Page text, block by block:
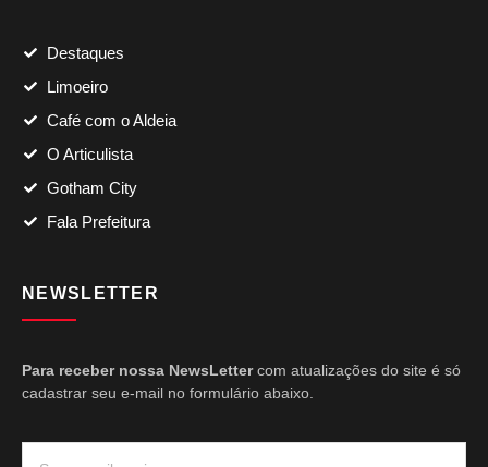
Destaques
Limoeiro
Café com o Aldeia
O Articulista
Gotham City
Fala Prefeitura
NEWSLETTER
Para receber nossa NewsLettercom atualizações do site é só
cadastrar seu e-mail no formulário abaixo.